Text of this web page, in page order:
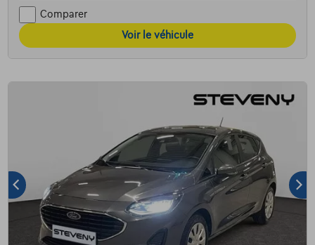
Comparer
Voir le véhicule